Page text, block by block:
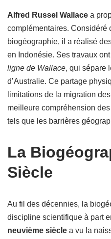
Alfred Russel Wallace a
complémentaires. Considéré
biogéographie, il a réalisé
en Indonésie. Ses travaux
ligne de Wallace, qui sépare
d’Australie. Ce partage
limitations de la migration
meilleure compréhension
tels que les barrières
La
Siècle
Au fil des décennies, la
discipline scientifique à part
neuvième siècle a vu la